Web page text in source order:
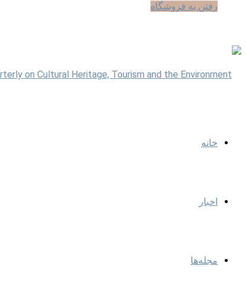
رفتن به فروشگاه
خانه
اخبار
مجله‌ها